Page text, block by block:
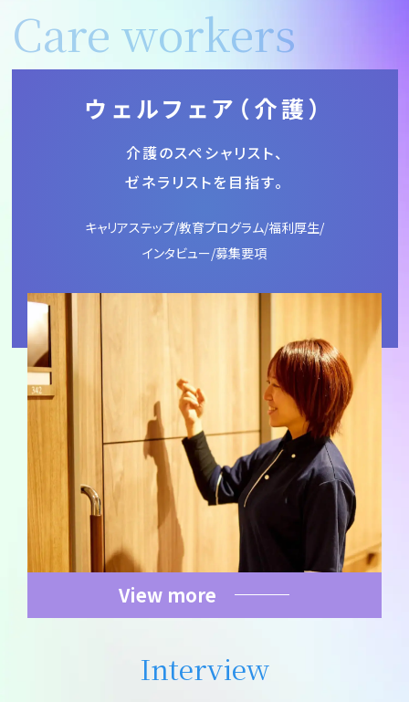
Care workers
ウェルフェア （介護）
介護のスペシャリスト、
ゼネラリストを目指す。
キャリアステップ/教育プログラム/福利厚生/
インタビュー/募集要項
View more
Interview